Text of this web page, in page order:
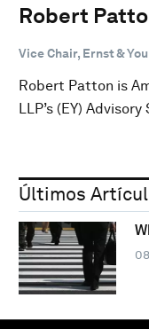
Robert
Vice Chair, Ernst &
Robert Patton is
LLP’s (EY)
Últimos